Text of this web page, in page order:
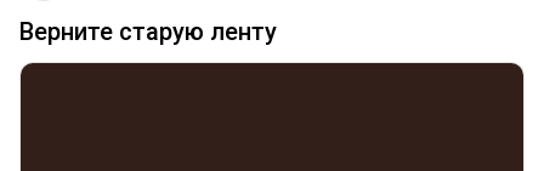
Верните старую ленту